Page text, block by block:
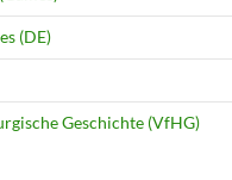
(DE)
Geschichte (VfHG)